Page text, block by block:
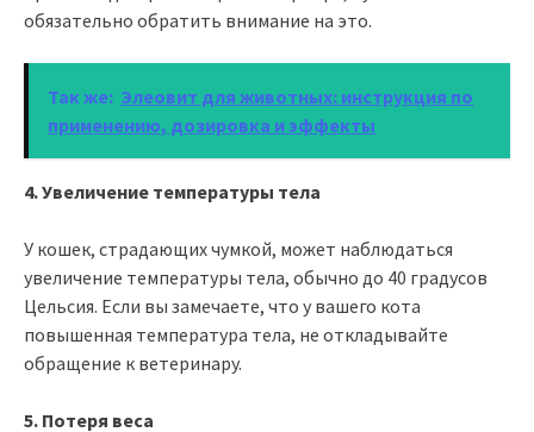
обязательно обратить внимание на это.
Так же: Элеовит для животных: инструкция по
применению, дозировка и эффекты
4. Увеличение температуры тела
У кошек, страдающих чумкой, может наблюдаться
увеличение температуры тела, обычно до 40 градусов
Цельсия. Если вы замечаете, что у вашего кота
повышенная температура тела, не откладывайте
обращение к ветеринару.
5. Потеря веса